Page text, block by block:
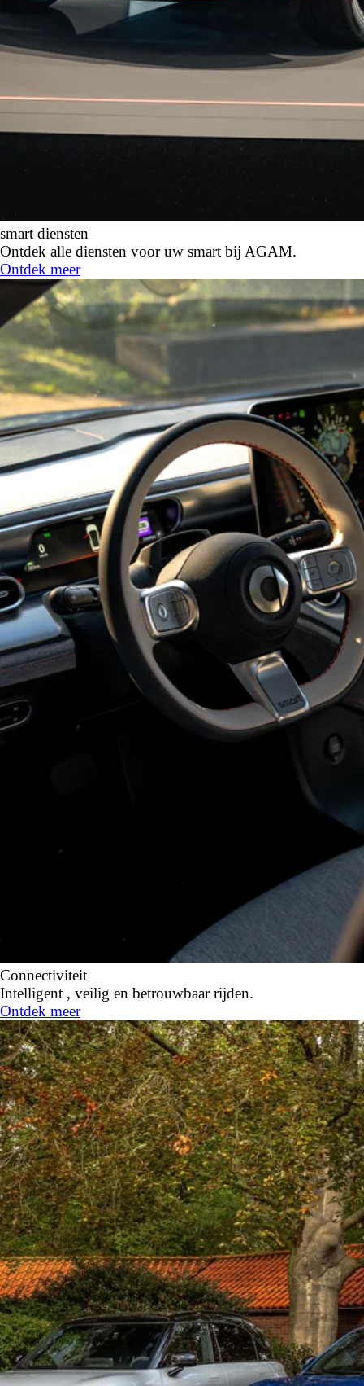
smart diensten
Ontdek alle diensten voor uw smart bij AGAM.
Ontdek meer
Connectiviteit
Intelligent , veilig en betrouwbaar rijden.
Ontdek meer